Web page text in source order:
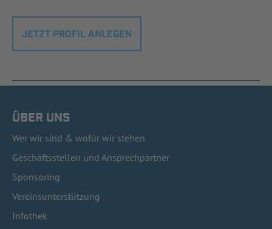
JETZT PROFIL ANLEGEN
ÜBER UNS
Wer wir sind & wofür wir stehen
Geschäftsstellen und Ansprechpartner
Sponsoring
Vereinsunterstützung
Infothek